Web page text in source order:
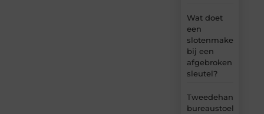
Wat doet
een
slotenmaker
bij een
afgebroken
sleutel?
Tweedehands
bureaustoel